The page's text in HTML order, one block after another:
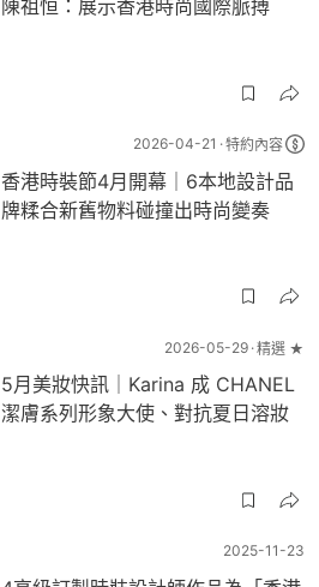
陳祖恒：展示香港時尚國際脈搏
2026-04-21 特約內容
香港時裝節4月開幕｜6本地設計品
牌糅合新舊物料碰撞出時尚變奏
2026-05-29 精選 ★
5月美妝快訊｜Karina 成 CHANEL
潔膚系列形象大使、對抗夏日溶妝
2025-11-23